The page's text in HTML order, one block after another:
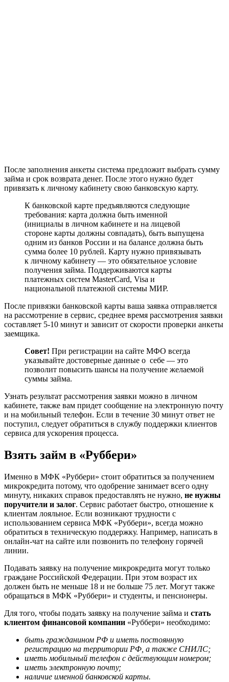
После заполнения анкеты система предложит выбрать сумму
займа и срок возврата денег. После этого нужно будет
привязать к личному кабинету свою банковскую карту.
К банковской карте предъявляются следующие
требования: карта должна быть именной
(инициалы в личном кабинете и на лицевой
стороне карты должны совпадать), быть выпущена
одним из банков России и на балансе должна быть
сумма более 10 рублей. Карту нужно привязывать
к личному кабинету — это обязательное условие
получения займа. Поддерживаются карты
платежных систем MasterСard, Visa и
национальной платежной системы МИР.
После привязки банковской карты ваша заявка отправляется
на рассмотрение в сервис, среднее время рассмотрения заявки
составляет 5-10 минут и зависит от скорости проверки анкеты
заемщика.
Совет! При регистрации на сайте МФО всегда
указывайте достоверные данные о себе — это
позволит повысить шансы на получение желаемой
суммы займа.
Узнать результат рассмотрения заявки можно в личном
кабинете, также вам придет сообщение на электронную почту
и на мобильный телефон. Если в течение 30 минут ответ не
поступил, следует обратиться в службу поддержки клиентов
сервиса для ускорения процесса.
Взять займ в «Руббери»
Именно в МФК «Руббери» стоит обратиться за получением
микрокредита потому, что одобрение занимает всего одну
минуту, никаких справок предоставлять не нужно, не нужны
поручители и залог. Сервис работает быстро, отношение к
клиентам лояльное. Если возникают трудности с
использованием сервиса МФК «Руббери», всегда можно
обратиться в техническую поддержку. Например, написать в
онлайн-чат на сайте или позвонить по телефону горячей
линии.
Подавать заявку на получение микрокредита могут только
граждане Российской Федерации. При этом возраст их
должен быть не меньше 18 и не больше 75 лет. Могут также
обращаться в МФК «Руббери» и студенты, и пенсионеры.
Для того, чтобы подать заявку на получение займа и стать
клиентом финансовой компании «Руббери» необходимо:
быть гражданином РФ и иметь постоянную
регистрацию на территории РФ, а также СНИЛС;
иметь мобильный телефон с действующим номером;
иметь электронную почту;
наличие именной банковской карты.